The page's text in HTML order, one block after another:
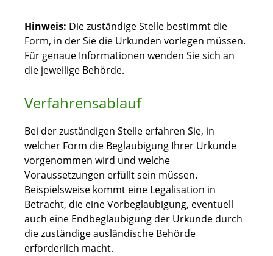
Hinweis: Die zuständige Stelle bestimmt die
Form, in der Sie die Urkunden vorlegen müssen.
Für genaue Informationen wenden Sie sich an
die jeweilige Behörde.
Verfahrensablauf
Bei der zuständigen Stelle erfahren Sie, in
welcher Form die Beglaubigung Ihrer Urkunde
vorgenommen wird und welche
Voraussetzungen erfüllt sein müssen.
Beispielsweise kommt eine Legalisation in
Betracht, die eine Vorbeglaubigung, eventuell
auch eine Endbeglaubigung der Urkunde durch
die zuständige ausländische Behörde
erforderlich macht.